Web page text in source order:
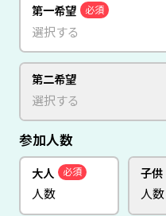
第一希望 必須
第二希望
参加人数
大人 必須 子供